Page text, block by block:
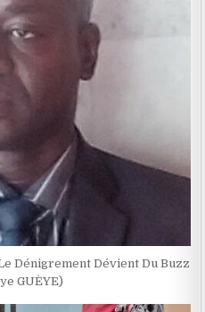
Dénigrement Dévient Du Buzz
GUÈYE)